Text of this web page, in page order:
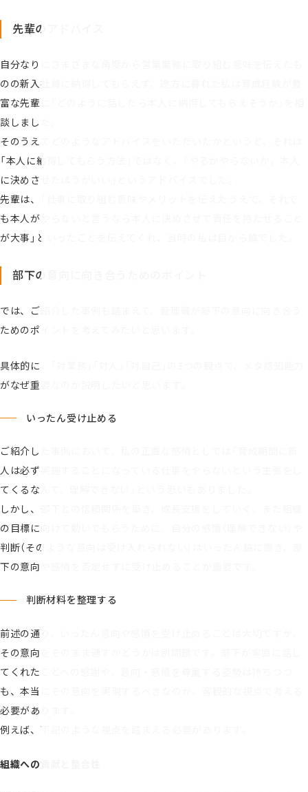
先輩のアドバイス
自分なりにさまざまな角度から営業業務に取り組む意味を伝えたも
のの新入社員に納得してもらえず、途方に暮れた私は育成経験が豊
富な先輩に「どのように話したら本人に納得してもらえそうか」を相
談しました。
そのうえでどのようなアドバイスをいただいたかというと、それは
「本人に納得してもらう方法」ではなく、「やるかやらないか、本人
に決めさせたほうがいい」というアドバイスでした。
先輩は、「仕事に取り組む意味やメリットを伝えたうえで、それで
も本人がやらないと言うなら本人に決めさせて責任を持たせること
が大事」といったことを伝えてくれ、当時の私は目から鱗でした。
部下の意向に向き合うためのポイント
では、ご紹介した事例も踏まえて、管理職が部下の意向に向き合う
ためのポイントを考えてみたいと思います。
具体的に、「対業務」「対人」「対自己」の3つの観点で、メタ認知能力
がなぜ重要なのか説明したいと思います。
いったん受け止める
ご紹介した事例において、私の正直な感情としては「育成期間に新
人は必ず実施することになっている仕事をやらないという主張をし
てくるなんて、理解できない」という思いもありました。
しかし、部下との信頼関係を築き、成長支援をしていく、また組織
の目標に向けて動いてもらうために、自分の感情（理解できない）や
判断（そのような意向は受け入れられない）はいったん脇に置き、部
下の意向や感情を否定せずに受け止めることが重要です。
判断材料を整理する
前述の通り、いったん意向や感情を受け止めることは大切ですが、
その意向をそのまま通すかどうかは別問題です。部下が率直に話し
てくれたことへの感謝や、意向・感情を尊重する姿勢は持ちつつ
も、本当にその意向を実現するべきなのか、客観的な視点で考える
必要があります。
例えば、下記のような視点を踏まえる必要があります。
組織への貢献と整合性